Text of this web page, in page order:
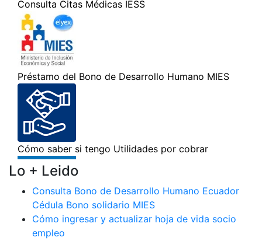
Lo + Leido
Consulta Bono de Desarrollo Humano Ecuador
Cédula Bono solidario MIES
Cómo ingresar y actualizar hoja de vida socio
empleo